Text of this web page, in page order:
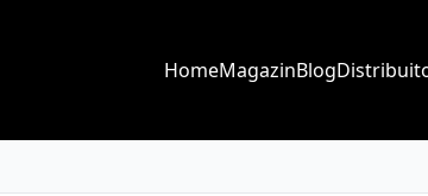
HomeMagazinBlog